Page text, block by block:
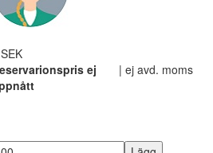
| ej avd. moms
ej